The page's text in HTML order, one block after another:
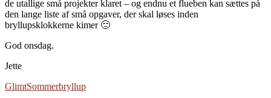
de utallige små projekter klaret – og endnu et flueben kan sættes på
den lange liste af små opgaver, der skal løses inden
bryllupsklokkerne kimer 🙂
God onsdag.
Jette
GlimtSommerbryllup